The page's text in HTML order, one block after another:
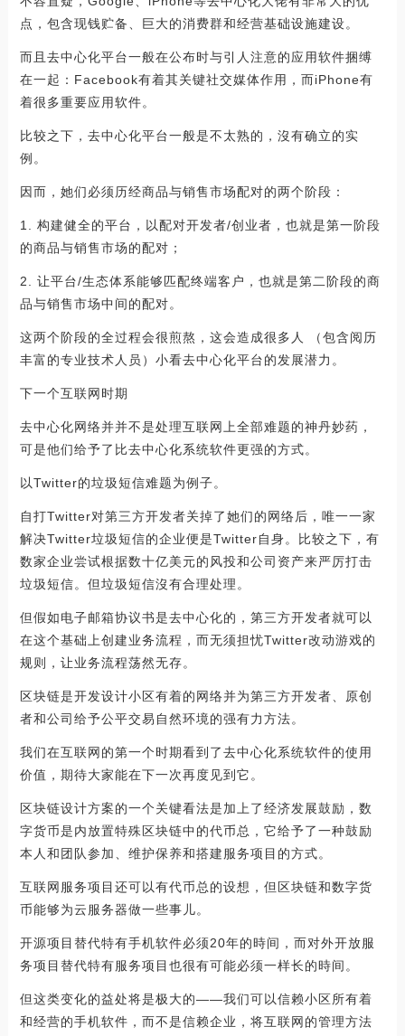
点，包含现钱贮备、巨大的消费群和经营基础设施建设。
而且去中心化平台一般在公布时与引人注意的应用软件捆缚
在一起：Facebook有着其关键社交媒体作用，而iPhone有
着很多重要应用软件。
比较之下，去中心化平台一般是不太熟的，沒有确立的实
例。
因而，她们必须历经商品与销售市场配对的两个阶段：
1. 构建健全的平台，以配对开发者/创业者，也就是第一阶段
的商品与销售市场的配对；
2. 让平台/生态体系能够匹配终端客户，也就是第二阶段的商
品与销售市场中间的配对。
这两个阶段的全过程会很煎熬，这会造成很多人 （包含阅历
丰富的专业技术人员）小看去中心化平台的发展潜力。
下一个互联网时期
去中心化网络并并不是处理互联网上全部难题的神丹妙药，
可是他们给予了比去中心化系统软件更强的方式。
以Twitter的垃圾短信难题为例子。
自打Twitter对第三方开发者关掉了她们的网络后，唯一一家
解决Twitter垃圾短信的企业便是Twitter自身。比较之下，有
数家企业尝试根据数十亿美元的风投和公司资产来严厉打击
垃圾短信。但垃圾短信沒有合理处理。
但假如电子邮箱协议书是去中心化的，第三方开发者就可以
在这个基础上创建业务流程，而无须担忧Twitter改动游戏的
规则，让业务流程荡然无存。
区块链是开发设计小区有着的网络并为第三方开发者、原创
者和公司给予公平交易自然环境的强有力方法。
我们在互联网的第一个时期看到了去中心化系统软件的使用
价值，期待大家能在下一次再度见到它。
区块链设计方案的一个关键看法是加上了经济发展鼓励，数
字货币是内放置特殊区块链中的代币总，它给予了一种鼓励
本人和团队参加、维护保养和搭建服务项目的方式。
互联网服务项目还可以有代币总的设想，但区块链和数字货
币能够为云服务器做一些事儿。
开源项目替代特有手机软件必须20年的時间，而对外开放服
务项目替代特有服务项目也很有可能必须一样长的時间。
但这类变化的益处将是极大的——我们可以信赖小区所有着
和经营的手机软件，而不是信赖企业，将互联网的管理方法